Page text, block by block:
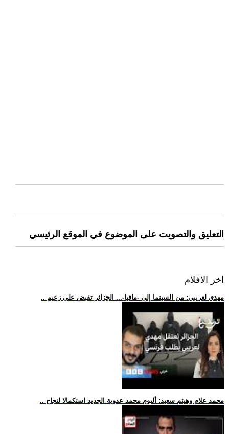
التعليق والتصويت على الموضوع في الموقع الرئيسي
اخر الافلام
.. مهدي لعريبي: من السينما إلى -مافيا-... الجزائر تقبض على زعيم
.. محمد علام وهيثم سعيد: ألبوم محمد عدوية الجديد استكمالا لنجاح